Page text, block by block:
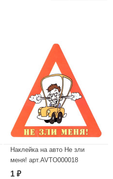
Наклейка на авто Не зли
меня! арт.AVTO000018
1 ₽